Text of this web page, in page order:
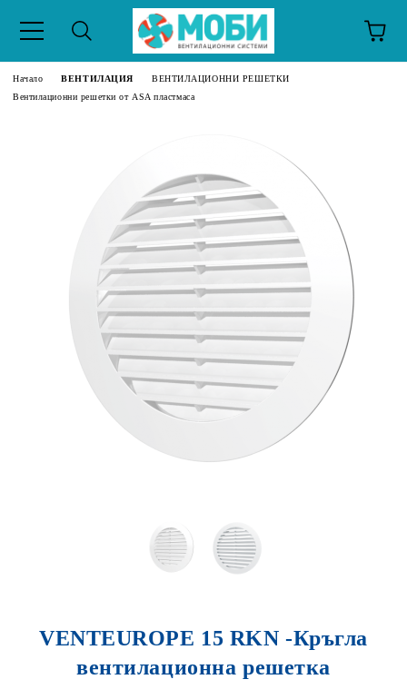
Начало ВЕНТИЛАЦИЯ
ВЕНТИЛАЦИОННИ РЕШЕТКИ
Вентилационни решетки от ASA пластмаса
VENTEUROPE 15 RKN -Кръгла
вентилационна решетка